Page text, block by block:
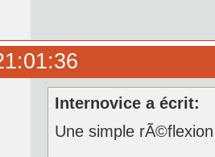
Internovice a écrit:
Une simple rÃ©flexion